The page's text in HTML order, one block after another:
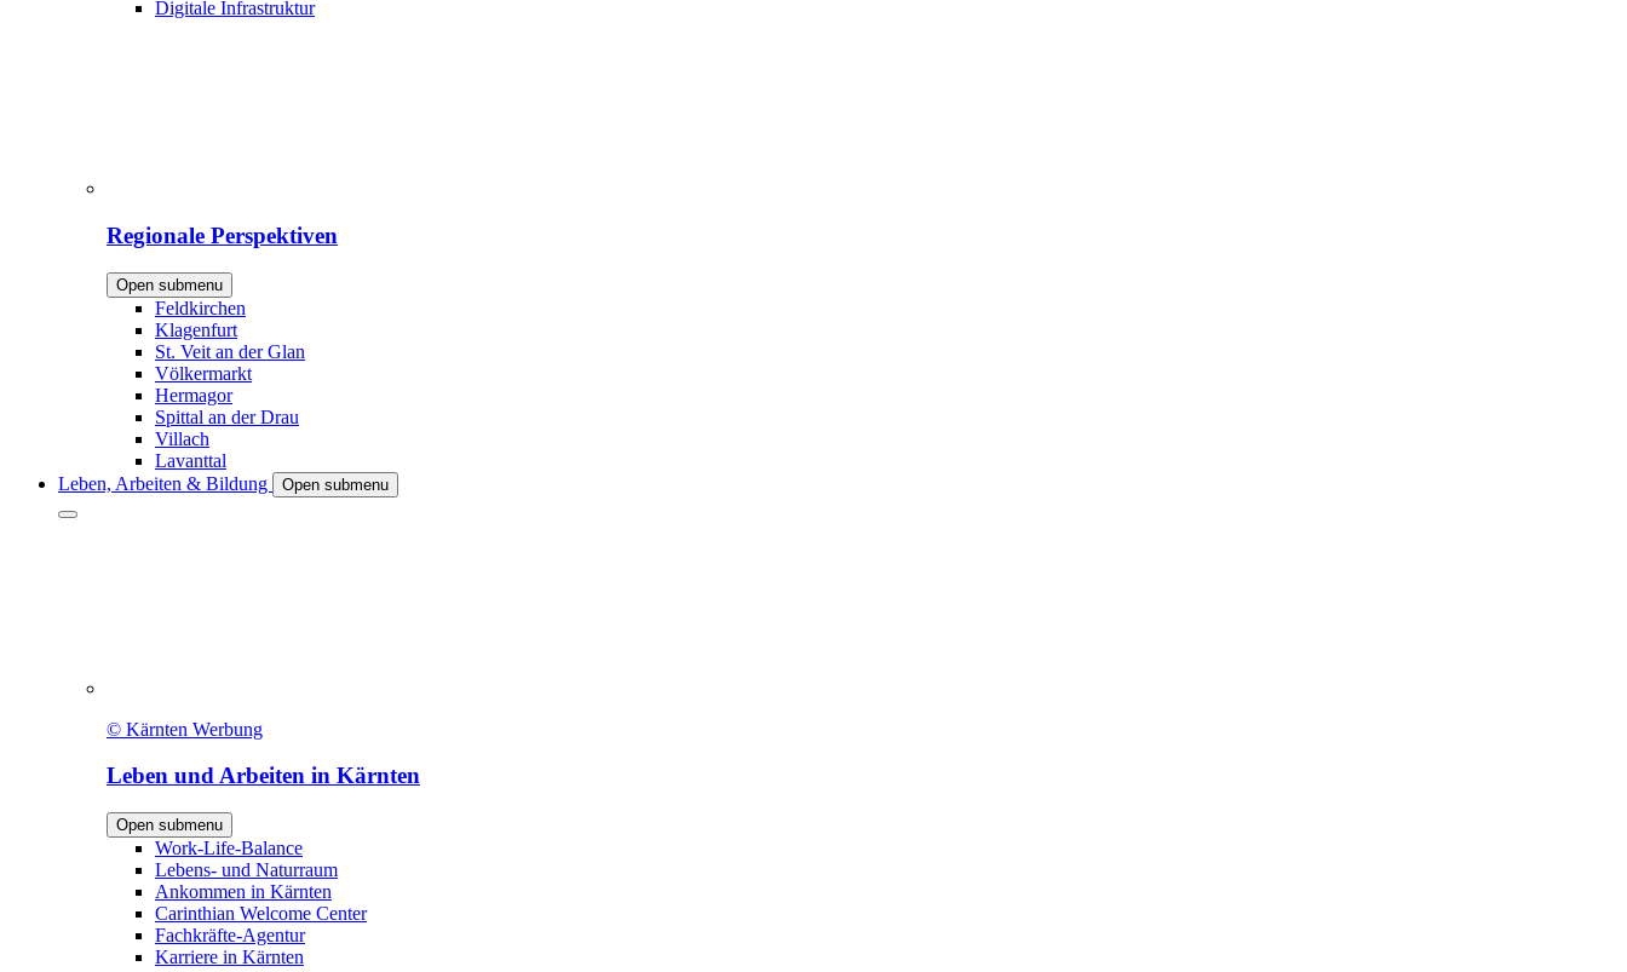
Digitale Infrastruktur
Regionale Perspektiven
Open submenu
Feldkirchen
Klagenfurt
St. Veit an der Glan
Völkermarkt
Hermagor
Spittal an der Drau
Villach
Lavanttal
Leben, Arbeiten & Bildung
Open submenu
© Kärnten Werbung
Leben und Arbeiten in Kärnten
Open submenu
Work-Life-Balance
Lebens- und Naturraum
Ankommen in Kärnten
Carinthian Welcome Center
Fachkräfte-Agentur
Karriere in Kärnten